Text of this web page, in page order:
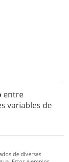
entre
variables de
de diversas